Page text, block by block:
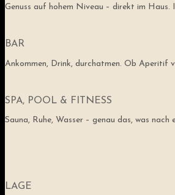
Genuss auf hohem Niveau – direkt im
BAR
Ankommen, Drink, durchatmen. Ob Aperitif
SPA, POOL & FITNESS
Sauna, Ruhe, Wasser – genau das, was nach
LAGE